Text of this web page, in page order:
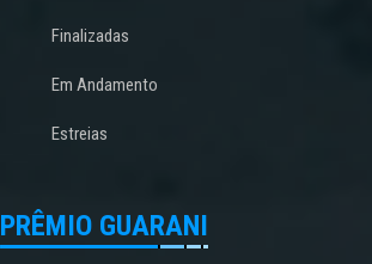
Finalizadas
Em Andamento
Estreias
PRÊMIO GUARANI